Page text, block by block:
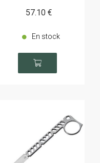
57.10 €
En stock